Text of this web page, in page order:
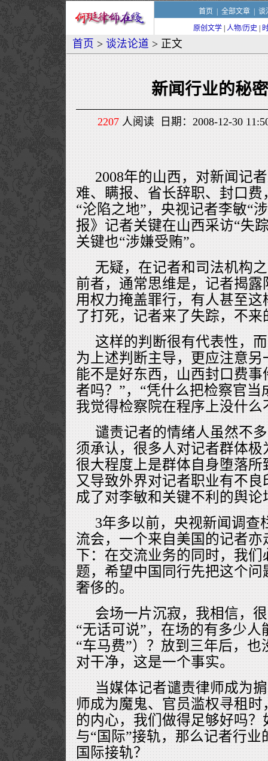
首页 全部文章| 谈
原创文学 人物/历史
首页 > 谈法论道 > 正文
新闻行业的秘
2207人阅读 日期：2008-12-30
2008年的山西，对新闻记
难、瞒报、省长辞职、封口
“沦陷之地”，央视记者李敏“
报》记者关键在山西采访“失
关键也“涉嫌受贿”。
无疑，在记者和司法机构
前者，通常思维是，记者揭
用权力掩盖罪行，有人甚至
了打死，记者来了失踪，不来
这样的判断很有代表性，
为上述判断主导，更应注意
能不是好东西，山西封口费
者吗？”，“凭什么把检察官
我觉得检察院在程序上没什么
谴责记者的情绪人虽然不
须承认，很多人对记者群体
很大程度上是群体自身堕落
又导致外界对记者职业有不
成了对李敏和关键不利的舆论
3年多以前，央视新闻调查
流会，一个来自美国的记者
下：在交流业务的同时，我
题，希望中国同行先把这个
奢侈的。
会场一片沉寂，我相信，
“无话可说”，在场的有多少
“车马费”）？放到三年后，
对干净，这是一个事实。
当媒体记者谴责律师成为
师成为魔鬼、官员滥权寻租
的内心，我们做得足够好吗
与“国际”接轨，那么记者行
国际接轨？